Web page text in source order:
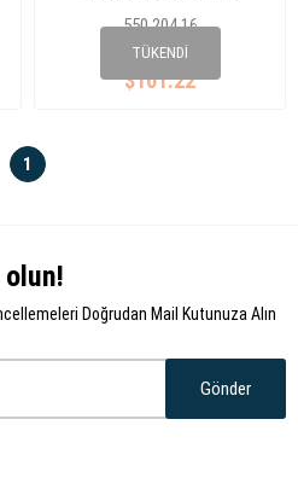
TÜKENDI
Tfsı61/62X142X41(Bar023Aa)
550 204 16
$101.22
8K0 598 625 S1
1
Doğrudan Mail Kutunuza Alın
Gönder